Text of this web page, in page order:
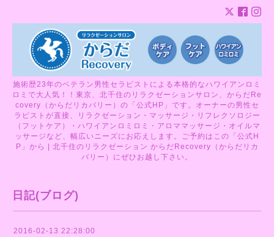
施術歴23年のベテラン男性セラピストによる本格的なハワイアンロミ
ロミで大人気！！東京、北千住のリラクゼーションサロン、からだRe
covery（からだリカバリー）の「公式HP」です。オーナーの男性セ
ラピストが直接、リラクゼーション・マッサージ・リフレクソロジー
（フットケア）・ハワイアンロミロミ・アロママッサージ・オイルマ
ッサージなど、幅広いニーズにお応えします。ご予約はこの「公式H
P」から | 北千住のリラクゼーション からだRecovery（からだリカ
バリー）にぜひお越し下さい。
日記(ブログ)
2016-02-13 22:28:00